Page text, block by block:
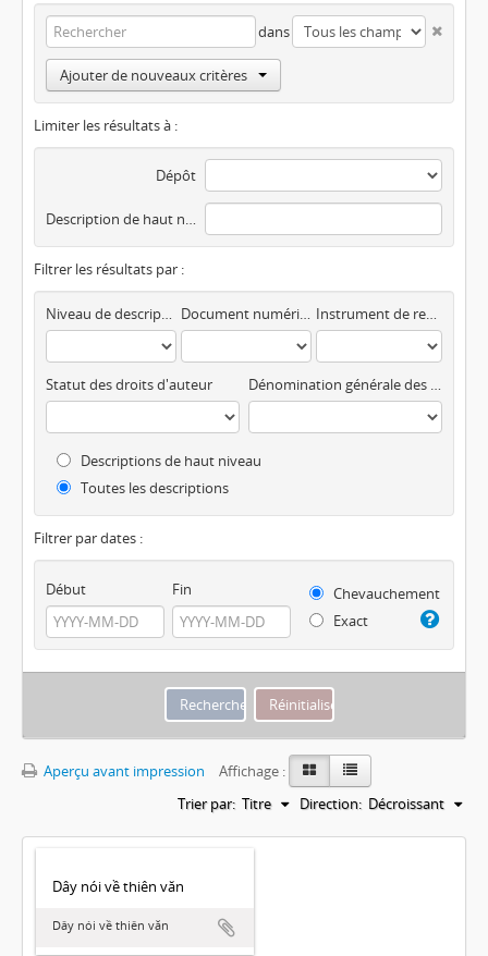
dans
Ajouter de nouveaux critères
Limiter les résultats à :
Dépôt
Description de haut niveau
Filtrer les résultats par :
Niveau de description Document numérisé disponible Instrument de recherche
Statut des droits d'auteur Dénomination générale des documents
Descriptions de haut niveau
Toutes les descriptions
Filtrer par dates :
Début Fin
Chevauchement
Exact
Aperçu avant impression
Affichage :
Trier par: Titre Direction: Décroissant
Dây nói về thiên văn
Dây nói về thiên văn